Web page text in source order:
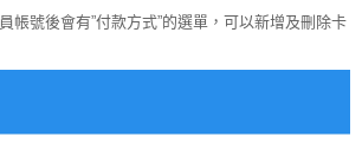
帳號後會有”付款方式”的選單，可以新增及刪除卡